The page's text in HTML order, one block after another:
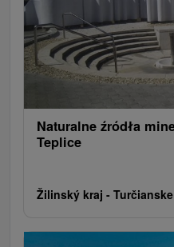
Wodospady
Kościoły drewniane
Túry a turistické chodníky
Zamki
Rafting, rafting, rafting
Obiekty
Pola golfowe
Tory gokartowe
Naturalne źródła
Teplice
Žilinský kraj -